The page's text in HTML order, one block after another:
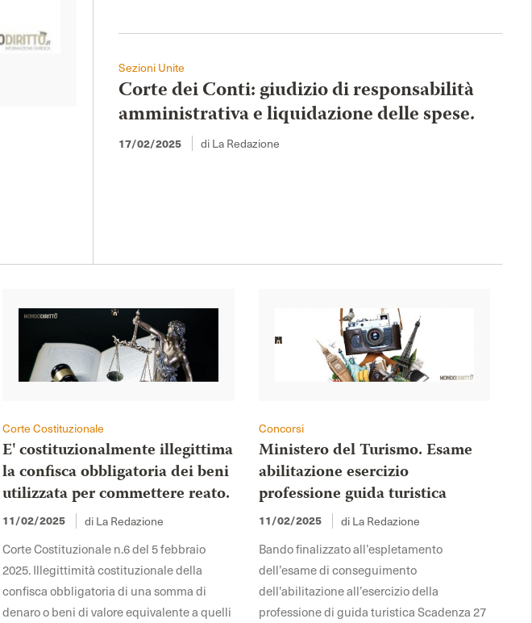
Sezioni Unite
Corte dei Conti: giudizio di responsabilità
amministrativa e liquidazione delle spese.
17/02/2025 di La Redazione
Corte Costituzionale
E' costituzionalmente illegittima
la confisca obbligatoria dei beni
utilizzata per commettere reato.
11/02/2025 di La Redazione
Corte Costituzionale n.6 del 5 febbraio
2025. Illegittimità costituzionale della
confisca obbligatoria di una somma di
denaro o beni di valore equivalente a quelli
Concorsi
Ministero del Turismo. Esame
abilitazione esercizio
professione guida turistica
11/02/2025 di La Redazione
Bando finalizzato all’espletamento
dell’esame di conseguimento
dell’abilitazione all’esercizio della
professione di guida turistica Scadenza 27